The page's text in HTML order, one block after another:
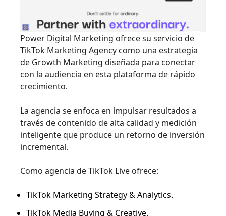
Power Digital Marketing ofrece su servicio de
TikTok Marketing Agency como una estrategia
de Growth Marketing diseñada para conectar
con la audiencia en esta plataforma de rápido
crecimiento.
La agencia se enfoca en impulsar resultados a
través de contenido de alta calidad y medición
inteligente que produce un retorno de inversión
incremental.
Como agencia de TikTok Live ofrece:
TikTok Marketing Strategy & Analytics.
TikTok Media Buying & Creative.